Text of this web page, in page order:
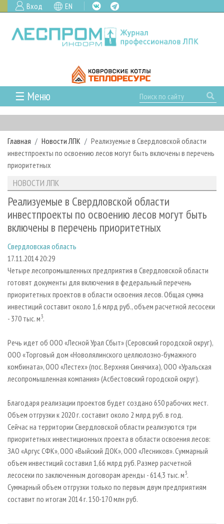
Вход EN
☰ Меню
ГЛАВНАЯ
РУБРИКИ И ТЕМЫ
РУБРИКИ ЖУРНАЛА
ЛЕСНОЕ ХОЗЯЙСТВО
ЛЕСОЗАГОТОВКА
ЛЕСОПИЛЕНИЕ
ДЕРЕВООБРАБОТКА
СУШКА ДРЕВЕСИНЫ
ПРОИЗВОДСТВО ДРЕВЕСНЫХ ПЛИТ
ДЕРЕВЯННОЕ ДОМОСТРОЕНИЕ
ПРОИЗВОДСТВО МЕБЕЛИ
БИОЭНЕРГЕТИКА
ЦБП
НОВОСТИ
КАЛЕНДАРЬ СОБЫТИЙ
НОВОСТИ ЛПК
НОВОСТИ ЖУРНАЛА
НОВОСТИ КОМПАНИЙ
ПРОЕКТЫ ЛПИ
АНАЛИТИКА
ПРЕДПРИЯТИЯ ЛПК
ЛЕСНЫЕ РЕГИОНЫ РОССИИ
ПЕРСОНЫ
МОБИЛЬНЫЕ ВЫСТАВКИ
ОФИЦИАЛЬНЫЕ ДЕЛЕГАЦИИ
ПРИОРИТЕТНЫЕ ИНВЕСТПРОЕКТЫ
RUSSIAN FORESTRY REVIEW
ГАЗЕТА ЛЕСПРОМФОРУМ
АРХИВ
АРХИВ ЖУРНАЛОВ
СТАТЬИ
О ЖУРНАЛЕ
ПОДПИСКА
КОНТАКТЫ
РЕКЛАМОДАТЕЛЯМ
РЕКЛАМА
РЕКЛАМА НА САЙТЕ
Главная Новости ЛПК
Реализуемые в Свердловской области
инвестпроекты по освоению лесов могут быть включены в перечень
приоритетных
НОВОСТИ ЛПК
Реализуемые в Свердловской области
инвестпроекты по освоению лесов могут быть
включены в перечень приоритетных
Свердловская область
17.11.2014 20:29
Четыре лесопромышленных предприятия в Свердловской области
готовят документы для включения в федеральный перечень
приоритетных проектов в области освоения лесов. Общая сумма
инвестиций составит около 1,6 млрд руб., объем расчетной лесосеки
- 370 тыс. м3.
Речь идет об ООО «Лесной Урал Сбыт» (Серовский городской округ),
ООО «Торговый дом «Новолялинского целлюлозно-бумажного
комбината», ООО «Лестех» (пос. Верхняя Синячиха), ООО «Уральская
лесопромышленная компания» (Асбестовский городской округ).
Благодаря реализации проектов будет создано 650 рабочих мест.
Объем отгрузки к 2020 г. составит около 2 млрд руб. в год.
Сейчас на территории Свердловской области реализуются три
приоритетных инвестиционных проекта в области освоения лесов:
ЗАО «Аргус СФК», ООО «Выйский ДОК», ООО «Лесников». Суммарный
объем инвестиций составил 1,66 млрд руб. Размер расчетной
лесосеки по заключенным договорам аренды - 614,3 тыс. м3.
Суммарный объем отгрузки только по первым двум предприятиям
составит по итогам 2014 г. 150-170 млн руб.